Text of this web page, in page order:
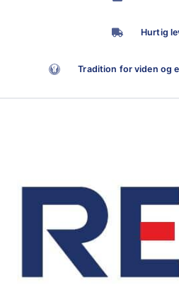
Hurtig
Tradition for viden og